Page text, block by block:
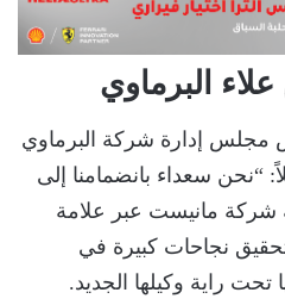
البرماوي
مجلس إدارة شركة البرماوي
“نحن سعداء بانضمامنا إلى
شركة مانيست عبر علامة
نجاحات كبيرة في
راية وكيلها الجديد.